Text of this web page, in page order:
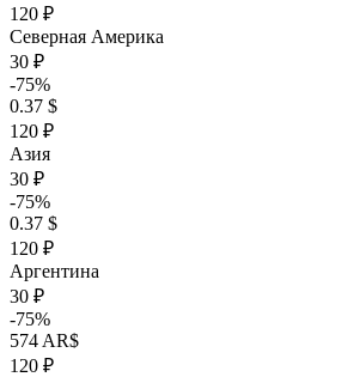
120 ₽
Северная Америка
30 ₽
-75%
0.37 $
120 ₽
Азия
30 ₽
-75%
0.37 $
120 ₽
Аргентина
30 ₽
-75%
574 AR$
120 ₽